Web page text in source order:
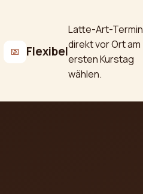
📅 Flexibel
Latte-Art-Termin
direkt vor Ort am
ersten Kurstag
wählen.